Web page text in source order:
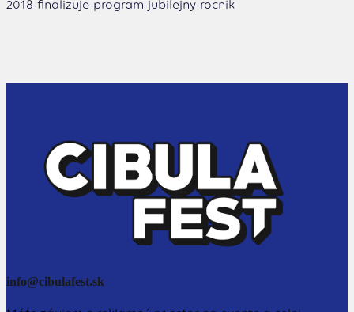
2018-finalizuje-program-jubilejny-rocnik
info@cibulafest.sk